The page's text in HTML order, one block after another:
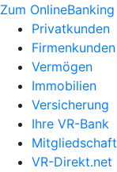
Zum OnlineBanking
Privatkunden
Firmenkunden
Vermögen
Immobilien
Versicherung
Ihre VR-Bank
Mitgliedschaft
VR-Direkt.net